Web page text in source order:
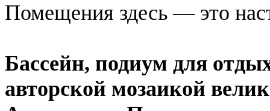
Помещения здесь — это
Бассейн, подиум для
авторской мозаикой